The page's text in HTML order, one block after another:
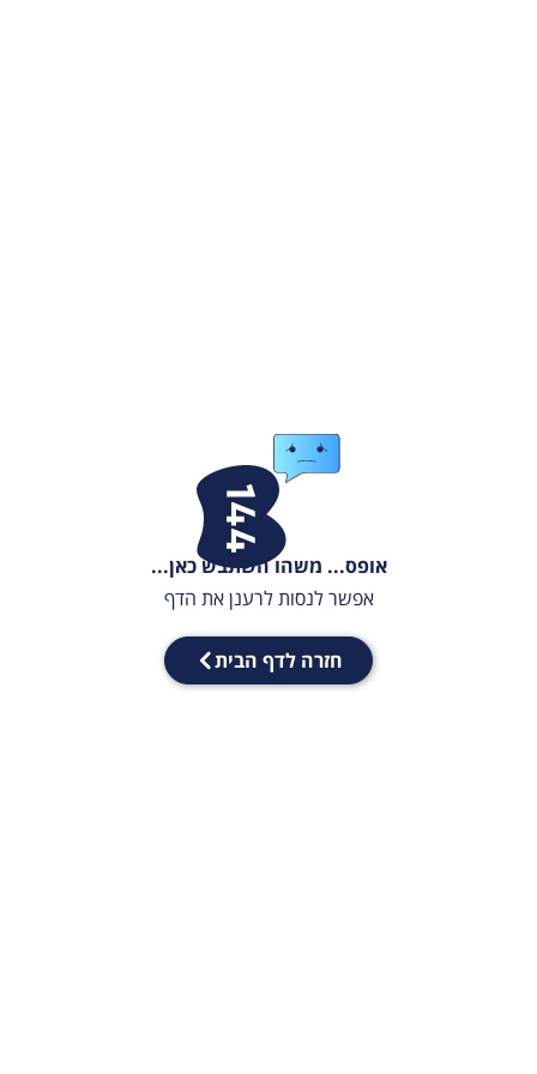
אופס... משהו השתבש כאן...
אפשר לנסות לרענן את הדף
חזרה לדף הבית